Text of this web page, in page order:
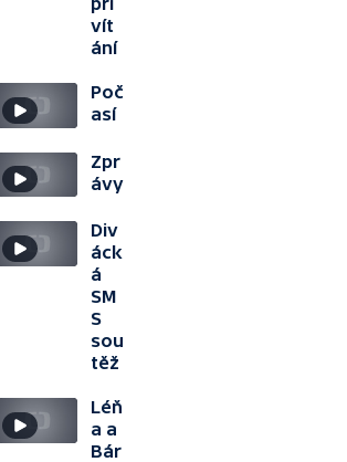
vít
ání
Poč
así
Zpr
ávy
Div
áck
á
SM
S
sou
těž
Léň
a a
Bár